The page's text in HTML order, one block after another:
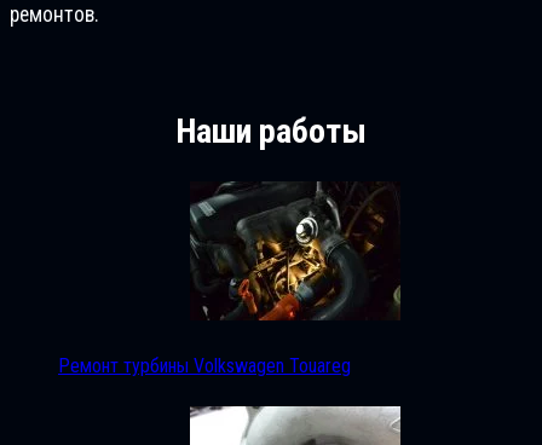
ремонтов.
Наши работы
Ремонт турбины Volkswagen Touareg